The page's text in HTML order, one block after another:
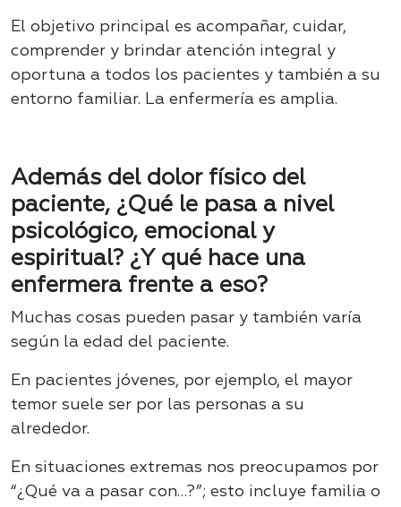
El objetivo principal es acompañar, cuidar,
comprender y brindar atención integral y
oportuna a todos los pacientes y también a su
entorno familiar. La enfermería es amplia.
Además del dolor físico del
paciente, ¿Qué le pasa a nivel
psicológico, emocional y
espiritual? ¿Y qué hace una
enfermera frente a eso?
Muchas cosas pueden pasar y también varía
según la edad del paciente.
En pacientes jóvenes, por ejemplo, el mayor
temor suele ser por las personas a su
alrededor.
En situaciones extremas nos preocupamos por
“¿Qué va a pasar con…?”; esto incluye familia o